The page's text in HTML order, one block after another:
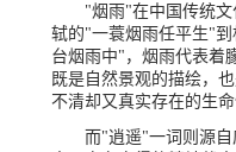
"烟雨"在中国传统
轼的"一蓑烟雨任平生"
台烟雨中"，烟雨代表着
既是自然景观的描绘，
不清却又真实存在的生命
而"逍遥"一词则源